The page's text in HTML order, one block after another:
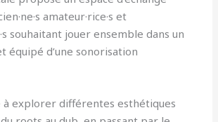
amateur·rice·s et
souhaitant jouer ensemble dans un
équipé d’une sonorisation
à explorer différentes esthétiques